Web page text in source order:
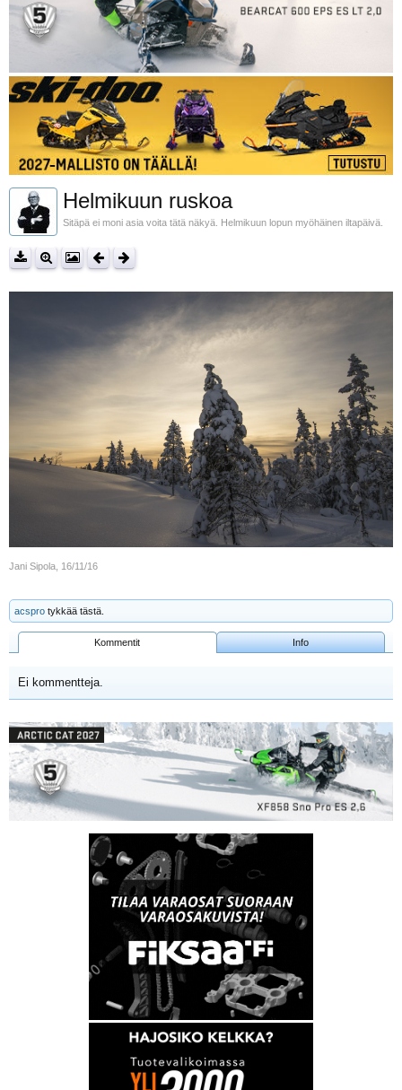
Helmikuun ruskoa
Sitäpä ei moni asia voita tätä näkyä. Helmikuun lopun myöhäinen iltapäivä.
Jani Sipola 16/11/16
acspro tykkää tästä.
Kommentit Info
Ei kommentteja.